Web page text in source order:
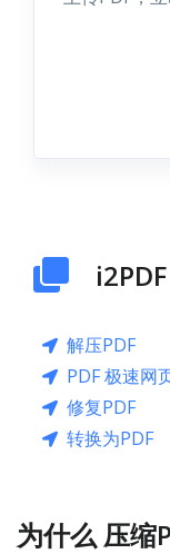
解压PDF
PDF 极速网
修复PDF
转换为PDF
为什么 压缩